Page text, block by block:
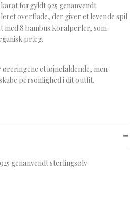
forgyldt 925 genanvendt
overflade, der giver et levende spil
med 8 bambus koralperler, som
præg.
øreringene et iøjnefaldende, men
personlighed i dit outfit.
genanvendt sterlingsølv